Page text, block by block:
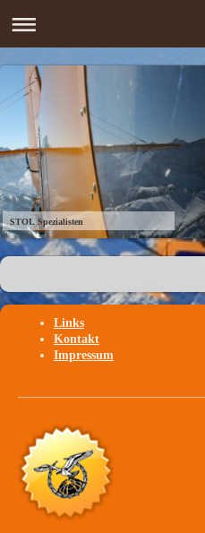
STOL Spezialisten
Links
Kontakt
Impressum